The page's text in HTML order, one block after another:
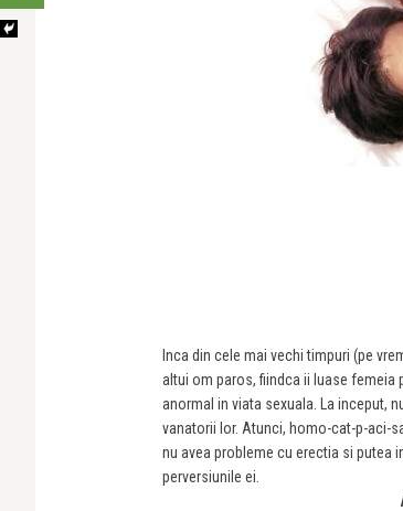
Inca din cele mai vechi timpuri (pe
altui om paros, fiindca ii luase femeia
anormal in viata sexuala. La inceput,
vanatorii lor. Atunci, homo-cat-p-aci-
nu avea probleme cu erectia si putea
perversiunile ei.